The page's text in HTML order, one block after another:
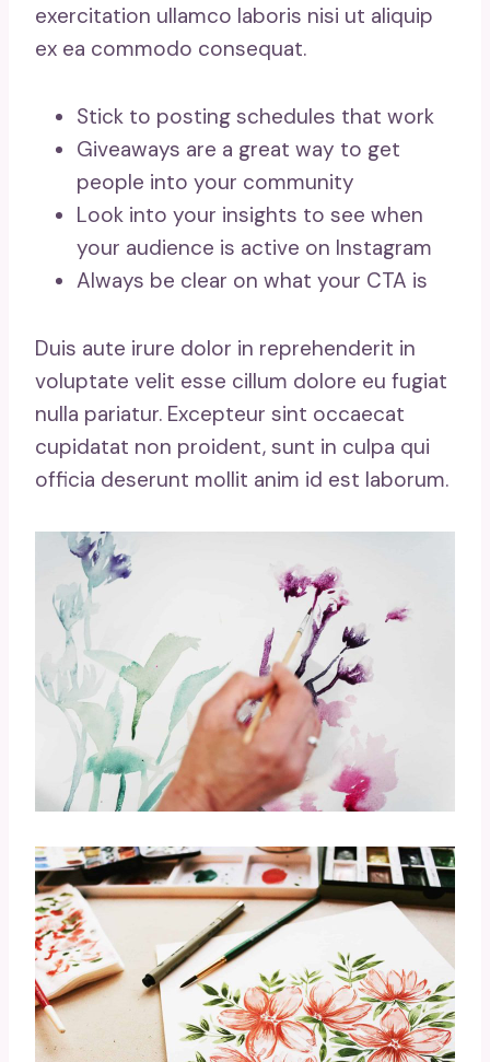
exercitation ullamco laboris nisi ut aliquip
ex ea commodo consequat.
Stick to posting schedules that work
Giveaways are a great way to get
people into your community
Look into your insights to see when
your audience is active on Instagram
Always be clear on what your CTA is
Duis aute irure dolor in reprehenderit in
voluptate velit esse cillum dolore eu fugiat
nulla pariatur. Excepteur sint occaecat
cupidatat non proident, sunt in culpa qui
officia deserunt mollit anim id est laborum.